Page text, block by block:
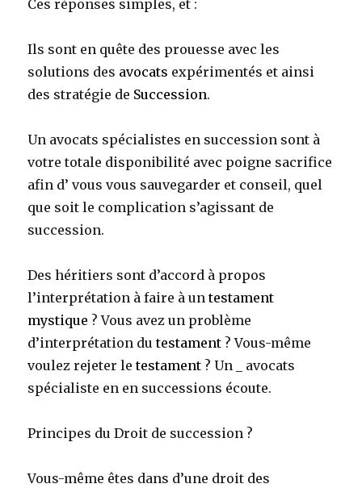
Ces réponses simples, et :
Ils sont en quête des prouesse avec les
solutions des avocats expérimentés et ainsi
des stratégie de Succession.
Un avocats spécialistes en succession sont à
votre totale disponibilité avec poigne sacrifice
afin d’ vous vous sauvegarder et conseil, quel
que soit le complication s’agissant de
succession.
Des héritiers sont d’accord à propos
l’interprétation à faire à untestament
mystique ? Vous avez un problème
d’interprétation dutestament ? Vous-même
voulez rejeter letestament ? Un _ avocats
spécialiste en en successions écoute.
Principes du Droit de succession ?
Vous-même êtes dans d’une droit des